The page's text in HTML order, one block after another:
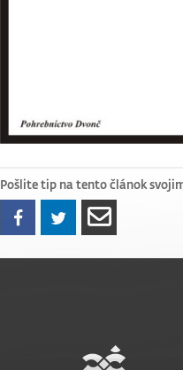
Pošlite tip na tento článok